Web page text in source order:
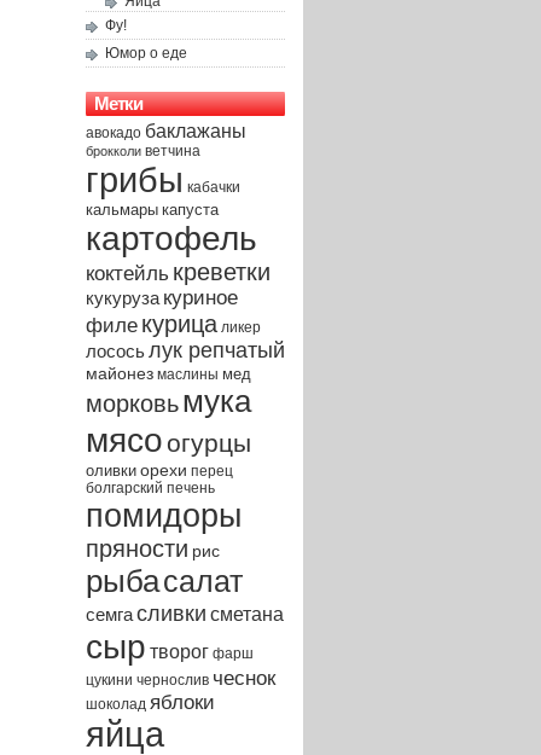
Фу!
Юмор о еде
Метки
авокадо баклажаны
брокколи ветчина
грибы кабачки
кальмары капуста
картофель
коктейль креветки
кукуруза куриное
филе курица ликер
лососьлук репчатый
майонез маслины мед
морковьмука
мясо огурцы
оливки орехи перец
болгарский печень
помидоры
пряности рис
рыбасалат
семгасливки сметана
сыр творог фарш
цукини чернослив чеснок
шоколад яблоки
яйца